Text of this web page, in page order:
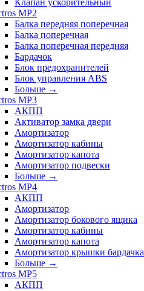
Клапан ускорительный
MP2
Балка передняя поперечная
Балка поперечная
Балка поперечная передняя
Бардачок
Блок предохранителей
Блок управления ABS
Больше →
MP3
АКПП
Активатор замка двери
Амортизатор
Амортизатор кабины
Амортизатор капота
Амортизатор подвески
Больше →
MP4
АКПП
Амортизатор
Амортизатор бокового ящика
Амортизатор кабины
Амортизатор капота
Амортизатор крышки бардачка
Больше →
MP5
АКПП